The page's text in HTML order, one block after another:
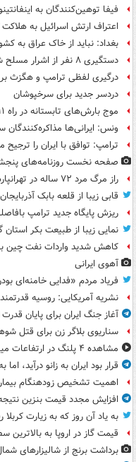
فیفا توهین‌کنندگان به
اعتراف ارتش اسرائیل به هلاکت ۲ افسر در تله انفجاری حزب‌الله
بغداد: نباید از خاک عراق به
دستگیری ۸ نفر از اشرار مسلح شاخص و مرتبطین گروهک های تروریستی
درگیری لفظی ترامپ و هگزث
دردسر جدید برای سرخپوشان
موج بارش‌های تابستانه در راه ۱۱ استان
ونس: ایرانی‌ها
ترامپ: توافق با ایران را
صفحه نخست روزنامه‌های پنجشنبه ۱۵
راز مرگ مرد ۷۲ ساله در تهرانپارس فاش شد
قابی زیبا از قلعه بابک
ریزش پایگاه جدید ترامپ
نمایی زیبا از طبیعت بکر استان
کاهش شدید واردات نفت چین
آهوی ایرانی
فریاد مردم «فدایی خامنه‌ای
نشریه آمریکایی: روسیه
آغاز جنگ ایران برای پایان قدرت
سناریوی بلاگر زن برای قتل
مشاهده ۴ پلنگ در ارتفاعات میناب
قرار بود ایران به زانو درآید،
اهمیت تشخیص زودهنگام
افزایش مجدد قیمت بنزین
به یاد آن روز که به زیارت کربلا
قیمت گاز در اروپا به بالاترین سطح خود
برداشت برنج از شالیزارهای